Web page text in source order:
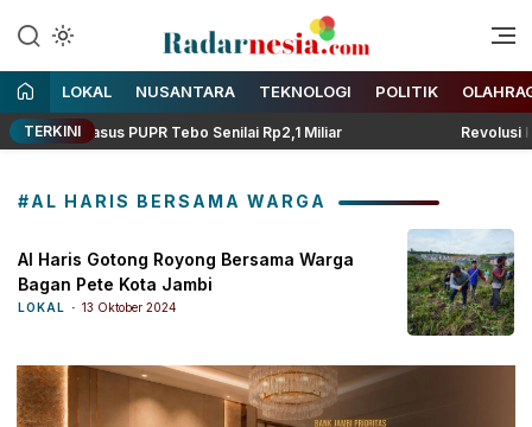
Radarnesia
Enak Dibaca
LOKAL NUSANTARA TEKNOLOGI POLITIK
TERKINI
Kasus PUPR Tebo Senilai Rp2,1 Miliar Revolusi
#AL HARIS BERSAMA WARGA
Al Haris Gotong Royong Bersama Warga
Bagan Pete Kota Jambi
LOKAL 13 Oktober 2024